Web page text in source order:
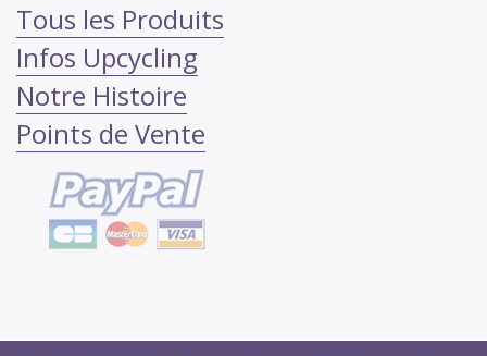
Tous les Produits
Infos Upcycling
Notre Histoire
Points de Vente